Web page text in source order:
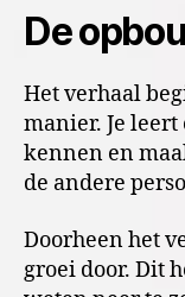
De
Het verhaal
manier. Je
kennen en
de andere
Doorheen het
groei door. Dit